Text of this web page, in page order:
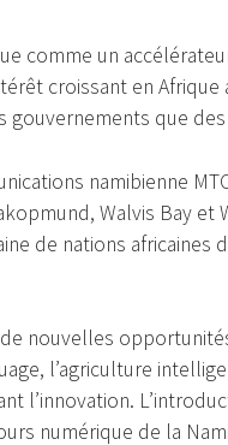
comme un
croissant en Afrique
gouvernements que
namibienne
Walvis Bay et
de nations africaines
nouvelles
l’agriculture
l’innovation.
numérique de la